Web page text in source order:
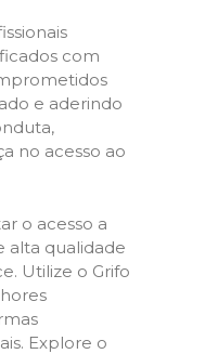
com
e aderindo
no acesso ao
o acesso a
alta qualidade
Utilize o Grifo
Explore o